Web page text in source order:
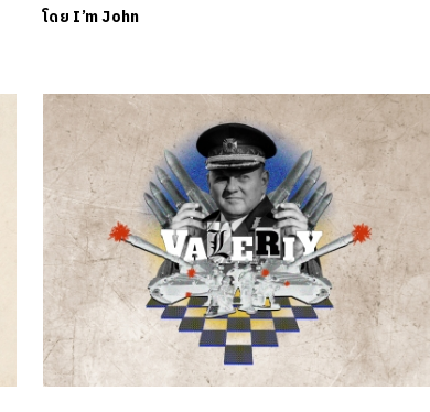
โดย I’m John
SHARE TWEET LINE EMAIL